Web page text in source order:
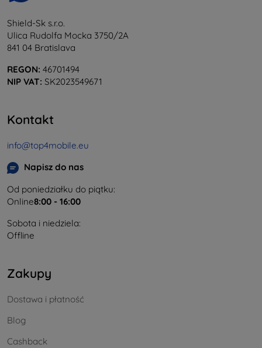
Shield-Sk s.r.o.
Ulica Rudolfa Mocka 3750/2A
841 04 Bratislava
REGON: 46701494
NIP VAT: SK2023549671
Kontakt
info@top4mobile.eu
Napisz do nas
Od poniedziałku do piątku:
Online8:00 - 16:00
Sobota i niedziela:
Offline
Zakupy
Dostawa i płatność
Blog
Cashback